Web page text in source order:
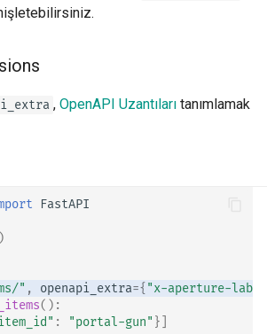
, OpenAPI Uzantıları tanımlamak
FastAPI
" , openapi_extra={ "x-aperture-
():
: "portal-gun" }]